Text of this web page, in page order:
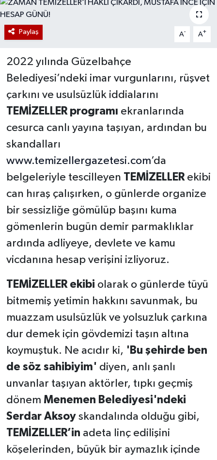
Paylaş A- A+
2022 yılında Güzelbahçe
Belediyesi’ndeki imar vurgunlarını, rüşvet
çarkını ve usulsüzlük iddialarını
TEMİZELLER programı ekranlarında
cesurca canlı yayına taşıyan, ardından bu
skandalları
www.temizellergazetesi.com’da
belgeleriyle tescilleyen TEMİZELLERekibi
can hıraş çalışırken, o günlerde organize
bir sessizliğe gömülüp başını kuma
gömenlerin bugün demir parmaklıklar
ardında adliyeye, devlete ve kamu
vicdanına hesap verişini izliyoruz.
TEMİZELLER ekibi olarak o günlerde tüyü
bitmemiş yetimin hakkını savunmak, bu
muazzam usulsüzlük ve yolsuzluk çarkına
dur demek için gövdemizi taşın altına
koymuştuk. Ne acıdır ki, 'Bu şehirde ben
de söz sahibiyim' diyen, anlı şanlı
unvanlar taşıyan aktörler, tıpkı geçmiş
dönem Menemen Belediyesi'ndeki
Serdar Aksoyskandalında olduğu gibi,
TEMİZELLER’in adeta linç edilişini
köşelerinden, büyük bir aymazlık içinde